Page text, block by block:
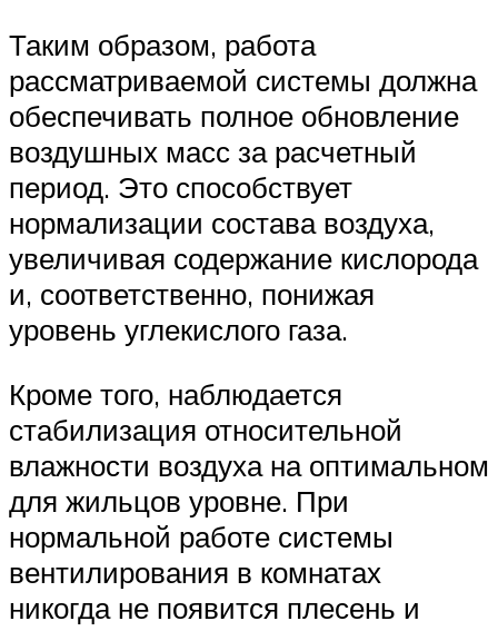
Таким образом, работа
рассматриваемой системы должна
обеспечивать полное обновление
воздушных масс за расчетный
период. Это способствует
нормализации состава воздуха,
увеличивая содержание кислорода
и, соответственно, понижая
уровень углекислого газа.
Кроме того, наблюдается
стабилизация относительной
влажности воздуха на оптимальном
для жильцов уровне. При
нормальной работе системы
вентилирования в комнатах
никогда не появится плесень и